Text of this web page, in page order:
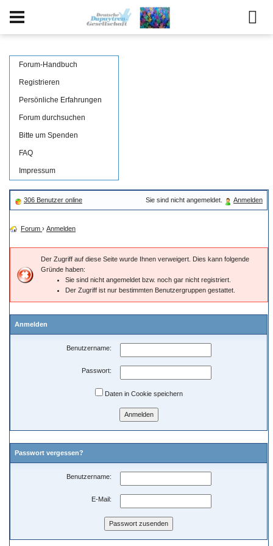
Forum-Handbuch
Registrieren
Persönliche Erfahrungen
Forum durchsuchen
Bitte um Spenden
FAQ
Impressum
306 Benutzer online Sie sind nicht angemeldet. Anmelden
Forum › Anmelden
Der Zugriff auf diese Seite wurde Ihnen verweigert. Dies kann folgende
Gründe haben:
Sie sind nicht angemeldet bzw. noch gar nicht registriert.
Der Zugriff ist nur bestimmten Benutzergruppen gestattet.
Anmelden
Benutzername:
Passwort:
Daten in Cookie speichern
Passwort vergessen?
Benutzername:
E-Mail: